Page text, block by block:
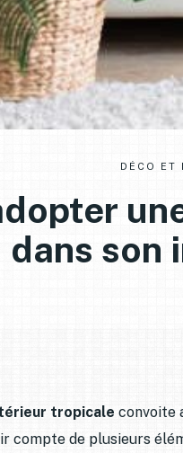
DÉCO ET
dans son
tropicale convoite
compte de plusieurs